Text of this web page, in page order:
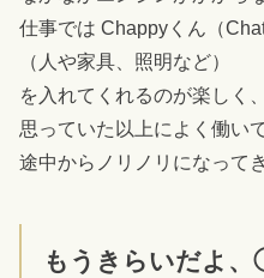
仕事では Chappyくん（
（人や家具、照明など）
を入れてくれるのが楽しく
思っていた以上によく働い
途中からノリノリになって
もうきらいだよ